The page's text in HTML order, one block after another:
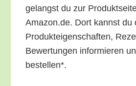
gelangst du zur
Amazon.de. Dort kannst du
Pro­duk­tei­gen­schaf­ten,
Bewer­tun­gen infor­mie­ren
bestellen*.